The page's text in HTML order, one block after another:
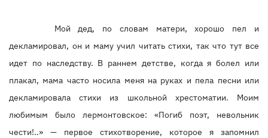
Мой дед, по словам матери, хорошо пел и
декламировал, он и маму учил читать стихи, так что тут все
идет по наследству. В раннем детстве, когда я болел или
плакал, мама часто носила меня на руках и пела песни или
декламировала стихи из школьной хрестоматии. Моим
любимым было лермонтовское: «Погиб поэт, невольник
чести!..» — первое стихотворение, которое я запомнил